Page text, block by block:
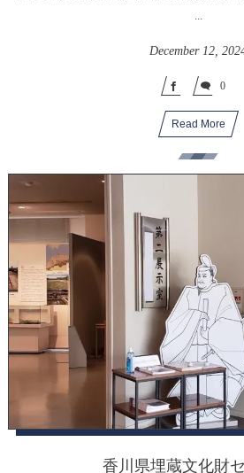
...
December 12,
0
Read More
香川県埋蔵文化財